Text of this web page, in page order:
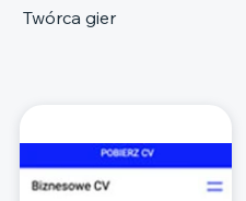
Twórca gier